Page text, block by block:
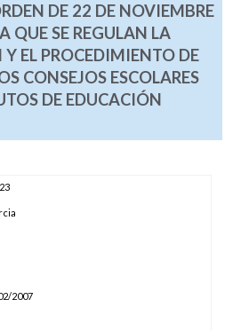
DE 22 DE NOVIEMBRE
QUE SE REGULAN LA
EL PROCEDIMIENTO DE
CONSEJOS ESCOLARES
DE EDUCACIÓN
2007